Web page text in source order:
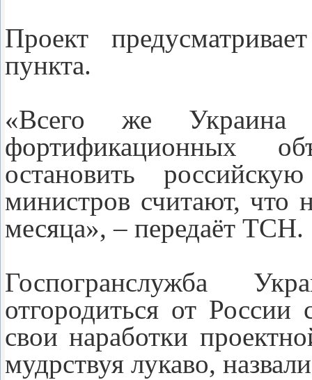
Проект
пункта.
«Всего же Украина
фортификационных
остановить
министров считают, что
месяца», – передаёт ТСН.
Госпогранслужба
отгородиться от
свои наработки
мудрствуя лукаво,